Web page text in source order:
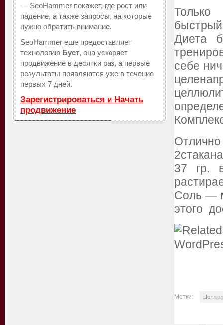
Только
Диета
себе
37 гр.
Соль —
этого
Метки:
— SeoHammer покажет, где рост или
падение, а также запросы, на которые
нужно обратить внимание.
SeoHammer еще предоставляет
технологию Буст, она ускоряет
продвижение в десятки раз, а первые
результаты появляются уже в течение
первых 7 дней.
Зарегистрироваться и Начать
продвижение